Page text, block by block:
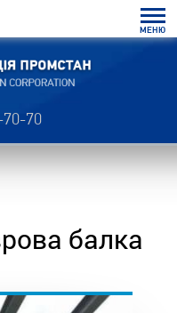
МЕНЮ
70-70
балка